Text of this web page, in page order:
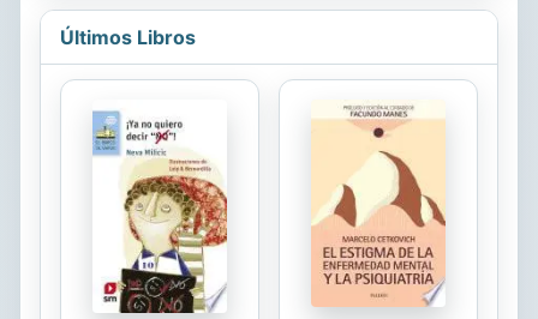
nacionales y regionales están
explorando...
sociedad, la comunidad y la cultura
Últimos Libros